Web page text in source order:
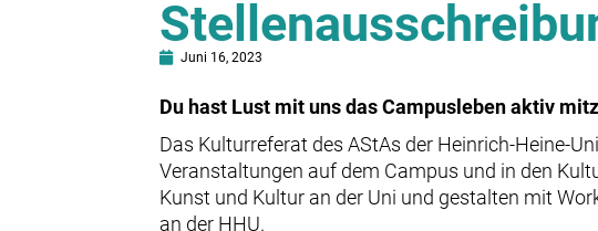
Juni 16, 2023
Du hast Lust mit uns das Campusleben aktiv
Das Kulturreferat des AStAs der Heinrich-Heine-
Veranstaltungen auf dem Campus und in den
Kunst und Kultur an der Uni und gestalten mit
an der HHU.